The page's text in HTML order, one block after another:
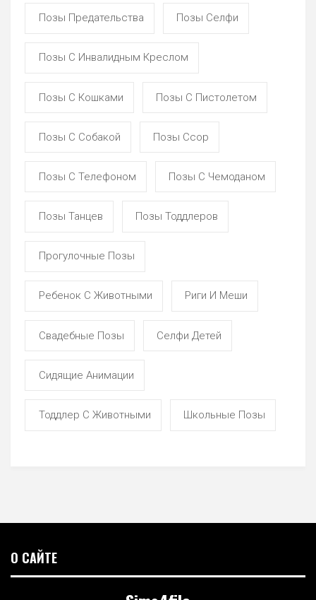
Позы Предательства Позы Селфи
Позы С Инвалидным Креслом
Позы С Кошками Позы С Пистолетом
Позы С Собакой Позы Ссор
Позы С Телефоном Позы С Чемоданом
Позы Танцев Позы Тоддлеров
Прогулочные Позы
Ребенок С Животными Риги И Меши
Свадебные Позы Селфи Детей
Сидящие Анимации
Тоддлер С Животными Школьные Позы
О САЙТЕ